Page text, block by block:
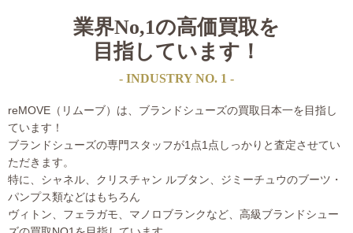
業界No,1の高価買取を
目指しています！
- INDUSTRY NO. 1 -
reMOVE（リムーブ）は、ブランドシューズの買取日本一を目指し
ています！
ブランドシューズの専門スタッフが1点1点しっかりと査定させてい
ただきます。
特に、シャネル、クリスチャン ルブタン、ジミーチュウのブーツ・
パンプス類などはもちろん
ヴィトン、フェラガモ、マノロブランクなど、高級ブランドシュー